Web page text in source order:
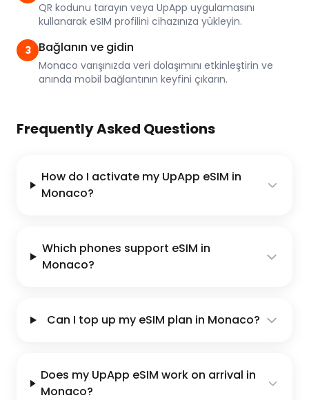
QR kodunu tarayın veya UpApp uygulamasını
kullanarak eSIM profilini cihazınıza yükleyin.
3 Bağlanın ve gidin
Monaco varışınızda veri dolaşımını etkinleştirin ve
anında mobil bağlantının keyfini çıkarın.
Frequently Asked Questions
How do I activate my UpApp eSIM in
Monaco?
Which phones support eSIM in
Monaco?
Can I top up my eSIM plan in Monaco?
Does my UpApp eSIM work on arrival in
Monaco?